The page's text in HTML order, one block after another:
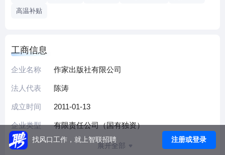
河》、曹文轩的《草房子》等获得重大社会反响。进入21世
陈彦的《主角》等相继出版，也受到读者的普遍好评。
作家出版社出版的图书曾获得中宣部“五个一工程”奖、茅盾文
全国少数民族文学创作“骏马奖”等各类重要奖项近百个。今天
活跃在中国文坛的著名作家，他们的第一本书或代表作，大
部分是由作家出版社出版的。“作家”品牌受到作者和读者喜
爱，在国内外有口皆碑。
请浏览: http://www.zuojiachubanshe.com/
高温补贴
工商信息
企业名称 作家出版社有限公司
法人代表 陈涛
成立时间 2011-01-13
企业类型 有限责任公司（国有独资）
展开全部
找风口工作，就上智联招聘 注册或登录